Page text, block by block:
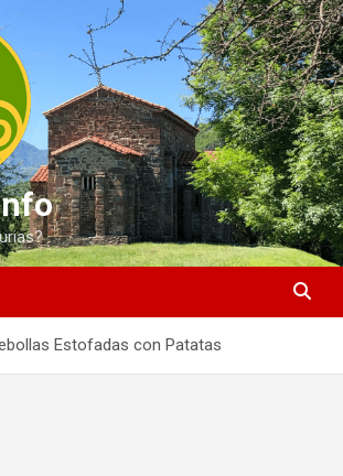
Estofadas con Patatas